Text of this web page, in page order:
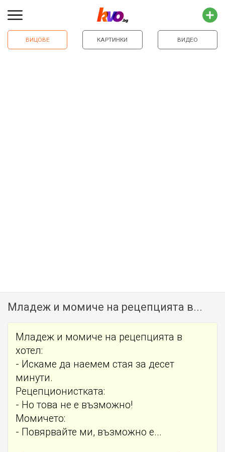
ВИЦОВЕ КАРТИНКИ ВИДЕО
Младеж и момиче на рецепцията в...
Младеж и момиче на рецепцията в
хотел:
- Искаме да наемем стая за десет
минути.
Рецепционистката:
- Но това не е възможно!
Момичето:
- Повярвайте ми, възможно е...